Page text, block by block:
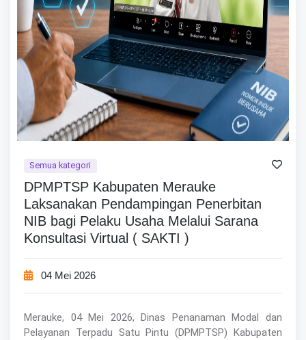
Semua kategori
DPMPTSP Kabupaten Merauke
Laksanakan Pendampingan Penerbitan
NIB bagi Pelaku Usaha Melalui Sarana
Konsultasi Virtual ( SAKTI )
04 Mei 2026
Merauke, 04 Mei 2026, Dinas Penanaman Modal dan
Pelayanan Terpadu Satu Pintu (DPMPTSP) Kabupaten